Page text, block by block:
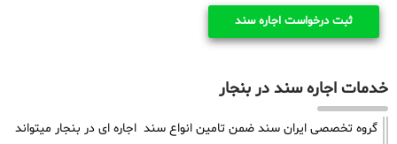
ثبت درخواست اجاره سند
خدمات اجاره سند در بنجار
گروه تخصصی ایران سند ضمن تامین انواع سند اجاره ای در بنجار میتواند